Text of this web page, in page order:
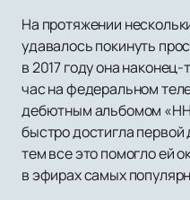
На протяжении
удавалось покинуть
в 2017 году она
час на федеральном
дебютным альбомом
быстро достигла
тем все это помогло ей
в эфирах самых